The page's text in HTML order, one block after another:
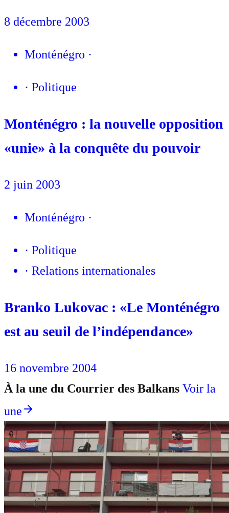
8 décembre 2003
Monténégro ·
· Politique
Monténégro : la nouvelle opposition
«unie» à la conquête du pouvoir
2 juin 2003
Monténégro ·
· Politique
· Relations internationales
Branko Lukovac : «Le Monténégro
est au seuil de l’indépendance»
16 novembre 2004
À la une du Courrier des Balkans Voir la
une